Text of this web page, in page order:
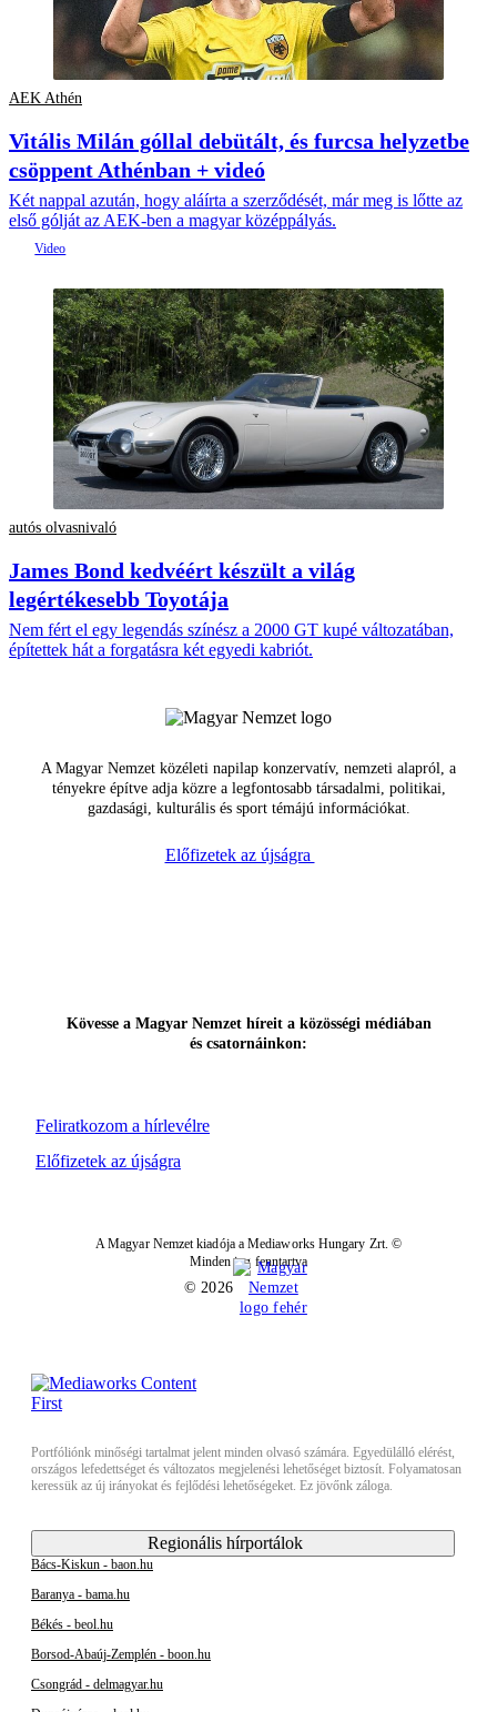
AEK Athén
Vitális Milán góllal debütált, és furcsa helyzetbe
csöppent Athénban + videó
Két nappal azután, hogy aláírta a szerződését, már meg is lőtte az
első gólját az AEK-ben a magyar középpályás.
autós olvasnivaló
James Bond kedvéért készült a világ
legértékesebb Toyotája
Nem fért el egy legendás színész a 2000 GT kupé változatában,
építettek hát a forgatásra két egyedi kabriót.
A Magyar Nemzet közéleti napilap konzervatív, nemzeti alapról, a
tényekre építve adja közre a legfontosabb társadalmi, politikai,
gazdasági, kulturális és sport témájú információkat.
Előfizetek az újságra
Feliratkozom a hírlevélre
Kövesse a Magyar Nemzet híreit a közösségi médiában
és csatornáinkon:
Előfizetek az újságra
A Magyar Nemzet kiadója a Mediaworks Hungary Zrt. ©
Minden jog fenntartva
© 2026
Portfóliónk minőségi tartalmat jelent minden olvasó számára. Egyedülálló elérést,
országos lefedettséget és változatos megjelenési lehetőséget biztosít. Folyamatosan
keressük az új irányokat és fejlődési lehetőségeket. Ez jövőnk záloga.
Regionális hírportálok
Bács-Kiskun - baon.hu
Baranya - bama.hu
Békés - beol.hu
Borsod-Abaúj-Zemplén - boon.hu
Csongrád - delmagyar.hu